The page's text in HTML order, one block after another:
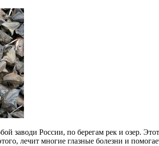
заводи России, по берегам рек и озер.
лечит многие глазные болезни и